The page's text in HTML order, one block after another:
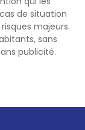
de situation
majeurs.
sans
publicité.